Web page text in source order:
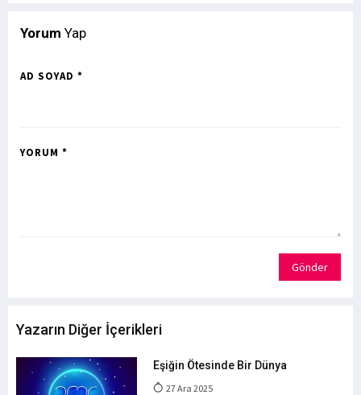
Yorum Yap
AD SOYAD *
YORUM *
Gönder
Yazarın Diğer İçerikleri
Eşiğin Ötesinde Bir Dünya
27 Ara 2025